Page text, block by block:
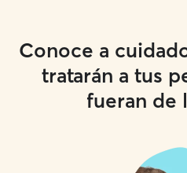
Conoce a
tratarán a tus
fueran de